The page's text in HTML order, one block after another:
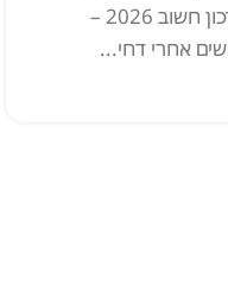
(בגרסתו המעודכנת האחרונה)?עדכון חשוב 2026 –
אחרי דחי...